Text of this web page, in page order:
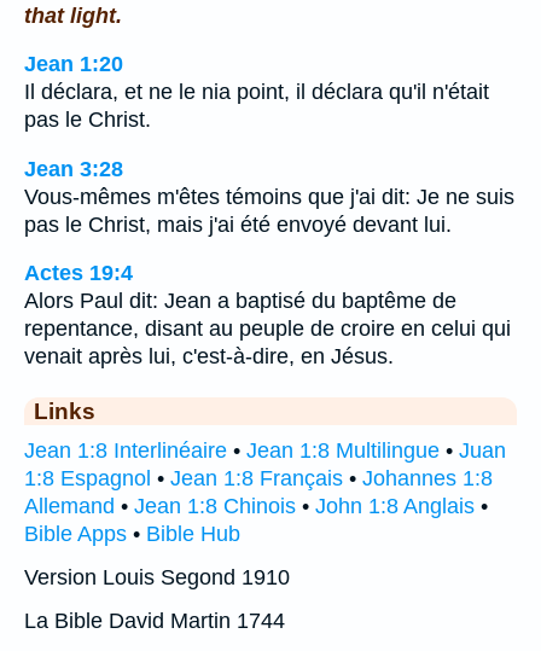
that light.
Jean 1:20
Il déclara, et ne le nia point, il déclara qu'il n'était
pas le Christ.
Jean 3:28
Vous-mêmes m'êtes témoins que j'ai dit: Je ne suis
pas le Christ, mais j'ai été envoyé devant lui.
Actes 19:4
Alors Paul dit: Jean a baptisé du baptême de
repentance, disant au peuple de croire en celui qui
venait après lui, c'est-à-dire, en Jésus.
Links
Jean 1:8 Interlinéaire • Jean 1:8 Multilingue • Juan
1:8 Espagnol • Jean 1:8 Français • Johannes 1:8
Allemand • Jean 1:8 Chinois • John 1:8 Anglais •
Bible Apps • Bible Hub
Version Louis Segond 1910
La Bible David Martin 1744